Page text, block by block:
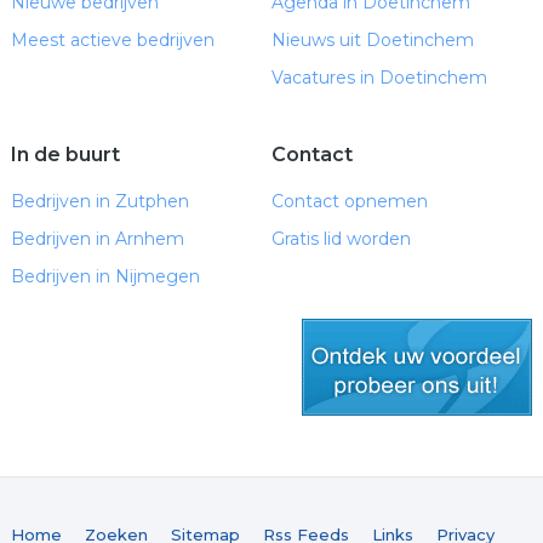
Ontwerpen van passende bed of bed ombouw.
Pakket Platina ( Offerte op maat ):
Zevenaar. Binnen een straal van 15 km geen
onkostenvergoeding.
Meest actieve bedrijven
Nieuws uit Doetinchem
Vacatures in Doetinchem
In de buurt
Bedrijven in Zutphen
Bedrijven in Arnhem
Bedrijven in Nijmegen
Contact
Contact opnemen
Gratis lid worden
Home Zoeken Sitemap Rss Feeds Links Privacy